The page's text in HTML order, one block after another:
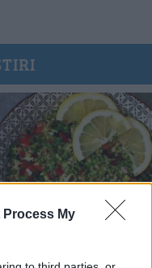
Process My